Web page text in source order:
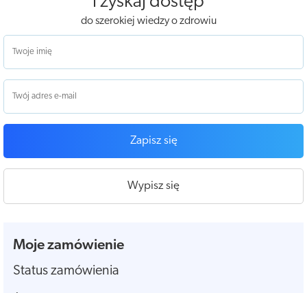
do szerokiej wiedzy o zdrowiu
Zapisz się
Wypisz się
Moje zamówienie
Status zamówienia